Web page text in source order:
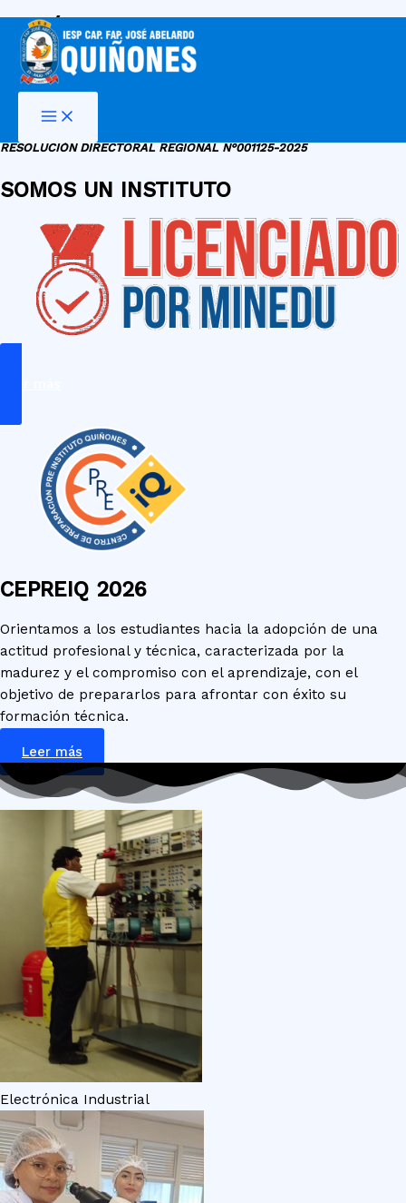
contenido
DR. VÍCTOR FRANCISCO
CRUZ CISNEROS
DIRECTOR GENERAL
RESOLUCIÓN DIRECTORAL REGIONAL N°001125-2025
SOMOS UN INSTITUTO
CEPREIQ 2026
Orientamos a los estudiantes hacia la adopción de una
actitud profesional y técnica, caracterizada por la
madurez y el compromiso con el aprendizaje, con el
objetivo de prepararlos para afrontar con éxito su
formación técnica.
Leer más
Electrónica Industrial